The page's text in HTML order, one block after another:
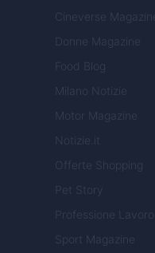
Cineverse Magazine
Donne Magazine
Food Blog
Milano Notizie
Motor Magazine
Notizie.it
Offerte Shopping
Pet Story
Professione Lavoro
Sport Magazine